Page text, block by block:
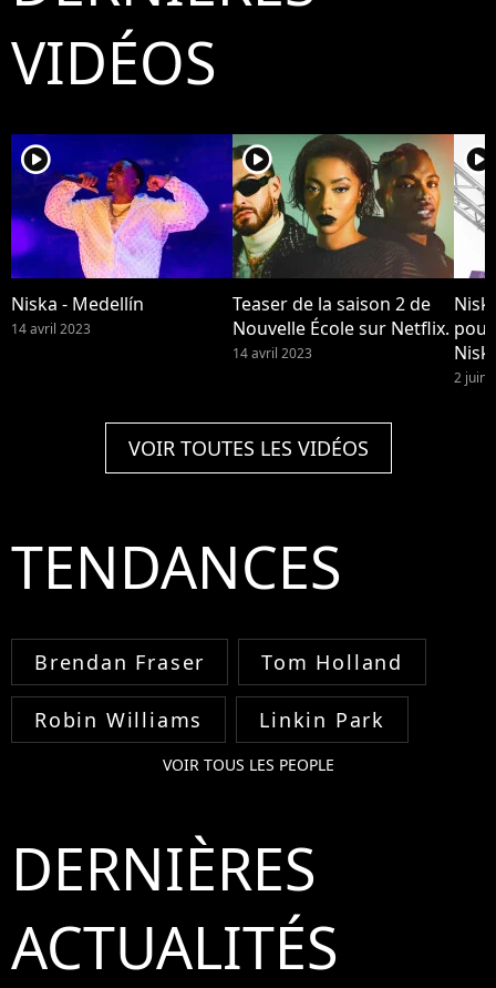
VIDÉOS
player2
Niska - Medellín
14 avril 2023
player2
Teaser de la saison 2 de
Nouvelle École sur Netflix.
14 avril 2023
player2
2 juin
VOIR TOUTES LES VIDÉOS
TENDANCES
Brendan Fraser Tom Holland
Robin Williams Linkin Park
VOIR TOUS LES PEOPLE
DERNIÈRES
ACTUALITÉS